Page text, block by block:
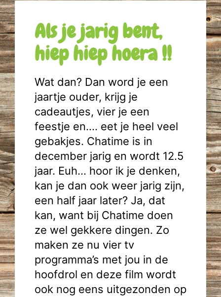
Als je jarig bent,
hiep hiep hoera !!
Wat dan? Dan word je een
jaartje ouder, krijg je
cadeautjes, vier je een
feestje en…. eet je heel veel
gebakjes. Chatime is in
december jarig en wordt 12.5
jaar. Euh… hoor ik je denken,
kan je dan ook weer jarig zijn,
een half jaar later? Ja, dat
kan, want bij Chatime doen
ze wel gekkere dingen. Zo
maken ze nu vier tv
programma’s met jou in de
hoofdrol en deze film wordt
ook nog eens uitgezonden op